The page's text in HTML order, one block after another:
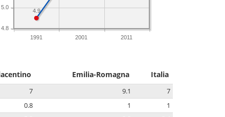
1991 2001 2011
4.8
5.0
4.9
Emilia-Romagna Italia
7 9.1
7
0.8 1
1